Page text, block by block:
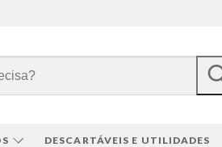
DESCARTÁVEIS E UTILIDADES